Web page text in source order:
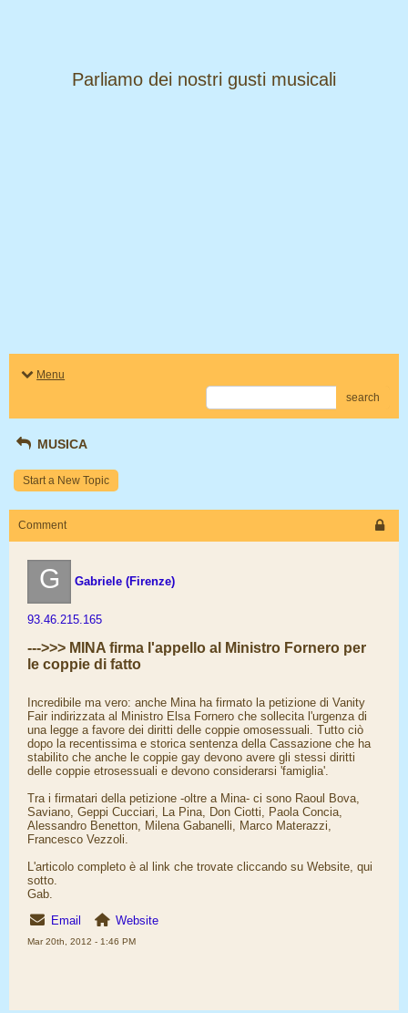
​​​​​​​Parliamo dei nostri gusti musicali
Menu
search
MUSICA
Start a New Topic
Comment
G Gabriele (Firenze)
93.46.215.165
--->>> MINA firma l'appello al Ministro Fornero per
le coppie di fatto
Incredibile ma vero: anche Mina ha firmato la petizione di Vanity
Fair indirizzata al Ministro Elsa Fornero che sollecita l'urgenza di
una legge a favore dei diritti delle coppie omosessuali. Tutto ciò
dopo la recentissima e storica sentenza della Cassazione che ha
stabilito che anche le coppie gay devono avere gli stessi diritti
delle coppie etrosessuali e devono considerarsi 'famiglia'.
Tra i firmatari della petizione -oltre a Mina- ci sono Raoul Bova,
Saviano, Geppi Cucciari, La Pina, Don Ciotti, Paola Concia,
Alessandro Benetton, Milena Gabanelli, Marco Materazzi,
Francesco Vezzoli.
L'articolo completo è al link che trovate cliccando su Website, qui
sotto.
Gab.
Email
Website
Mar 20th, 2012 - 1:46 PM